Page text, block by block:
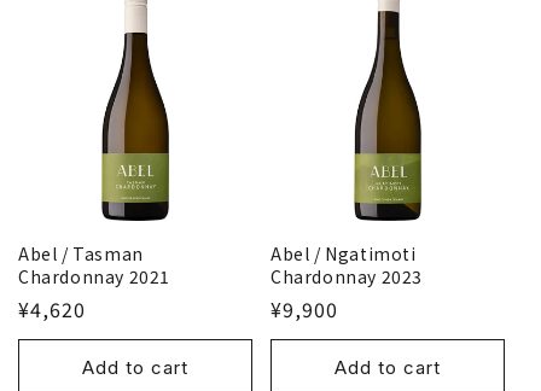
Abel / Tasman
Chardonnay 2021
¥4,620
Add to cart
Abel / Ngatimoti
Chardonnay 2023
¥9,900
Add to cart